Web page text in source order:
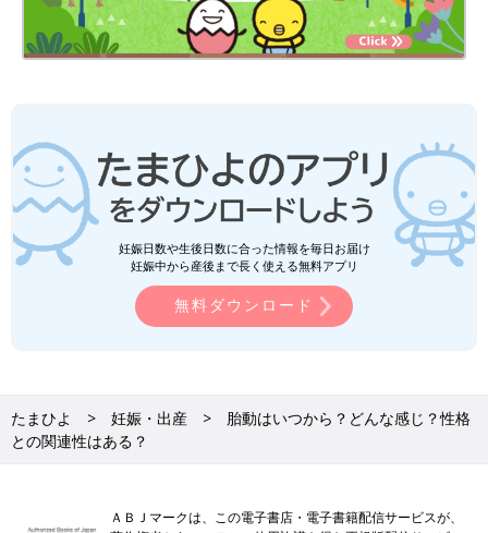
妊娠日数や生後日数に合った情報を毎日お届け
妊娠中から産後まで長く使える無料アプリ
無料ダウンロード
たまひよ 妊娠・出産
胎動はいつから？どんな感じ？性格
との関連性はある？
ＡＢＪマークは、この電子書店・電子書籍配信サービスが、